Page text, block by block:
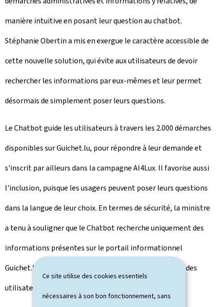
Ce site utilise des cookies essentiels
nécessaires à son bon fonctionnement, sans
manière intuitive en posant leur question auchatbot.
Stéphanie Obertin a mis en exergue le caractère accessible de
cette nouvelle solution, qui évite aux utilisateurs de devoir
rechercher les informations par eux-mêmes et leur permet
désormais de simplement poser leurs questions.
LeChatbotguide les utilisateurs à travers les 2.000 démarches
disponibles sur Guichet.lu, pour répondre à leur demande et
s'inscrit par ailleurs dans la campagneAI4Lux. Il favorise aussi
l'inclusion, puisque les usagers peuvent poser leurs questions
dans la langue de leur choix. En termes de sécurité, la ministre
a tenu à souligner que leChatbotrecherche uniquement des
informations présentes sur le portail informationnel
Guichet.lu et n'a pas accès à des données personnelles des
utilisateurs.